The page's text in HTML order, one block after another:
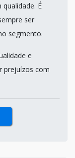
É
ser
segmento.
e
prejuízos com